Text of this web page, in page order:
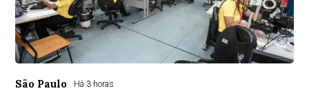
São Paulo Há 3 horas